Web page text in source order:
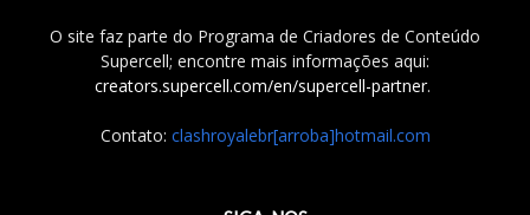
O site faz parte do Programa de Criadores de Conteúdo
Supercell; encontre mais informações aqui:
creators.supercell.com/en/supercell-partner.
Contato: clashroyalebr[arroba]hotmail.com